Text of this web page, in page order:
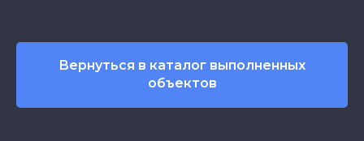
Вернуться в каталог выполненных
объектов